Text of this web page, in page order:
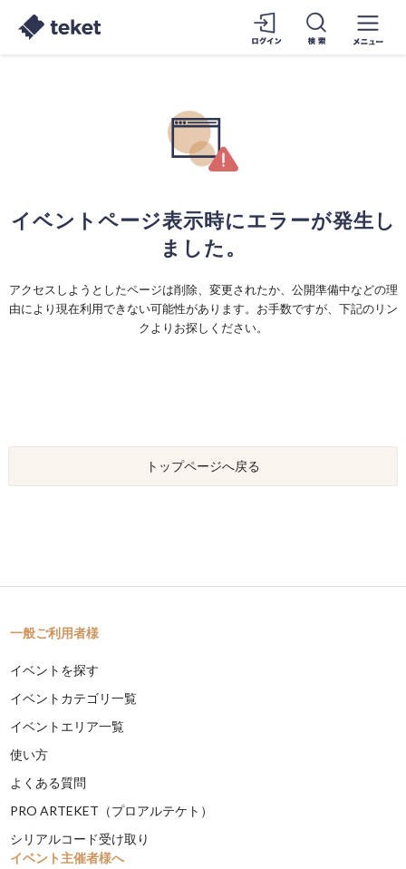
イベントページ表示時にエラーが発生し
ました。
アクセスしようとしたページは削除、変更されたか、公開準備中などの理
由により現在利用できない可能性があります。お手数ですが、下記のリン
クよりお探しください。
トップページへ戻る
一般ご利用者様
イベントを探す
イベントカテゴリ一覧
イベントエリア一覧
使い方
よくある質問
PRO ARTEKET（プロアルテケト）
シリアルコード受け取り
イベント主催者様へ